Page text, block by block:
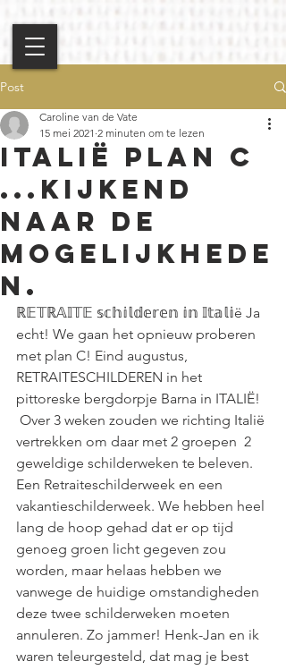
Post
Italië plan c
...Kijkend
naar de
mogelijkhede
n.
Caroline van de Vate
15 mei 2021 2 minuten om te lezen
ℝ𝔼𝕋ℝ𝔸𝕀𝕋𝔼 𝕤𝕔𝕙𝕚𝕝𝕕𝕖𝕣𝕖𝕟 𝕚𝕟 𝕀𝕥𝕒𝕝𝕚ë Ja
echt! We gaan het opnieuw proberen
met plan C! Eind augustus,
RETRAITESCHILDEREN in het
pittoreske bergdorpje Barna in ITALIË!
Over 3 weken zouden we richting Italië
vertrekken om daar met 2 groepen  2
geweldige schilderweken te beleven.
Een Retraiteschilderweek en een
vakantieschilderweek. We hebben heel
lang de hoop gehad dat er op tijd
genoeg groen licht gegeven zou
worden, maar helaas hebben we
vanwege de huidige omstandigheden
deze twee schilderweken moeten
annuleren. Zo jammer! Henk-Jan en ik
waren teleurgesteld, dat mag je best